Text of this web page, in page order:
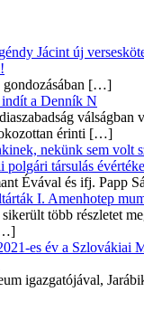
Jácint új
[…]
a Denník N
válságban
érinti […]
nekünk sem volt
társulás
Évával és ifj. Papp
I. Amenhotep
több részletet
es év a Szlovákiai
igazgatójával,